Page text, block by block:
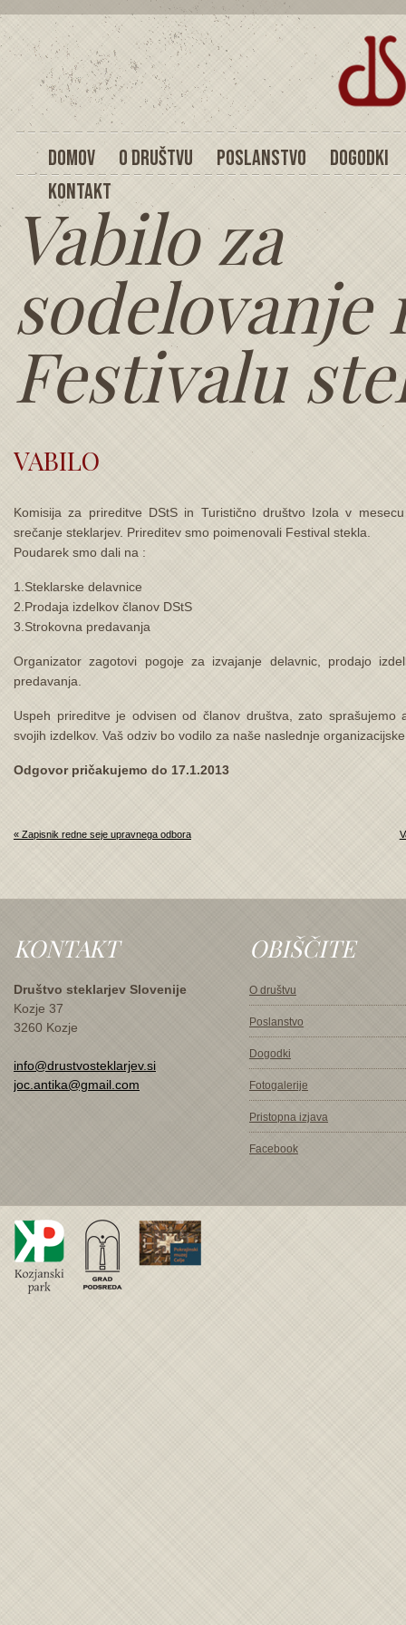
DOMOV O DRUŠTVU POSLANSTVO
DOGODKI
KONTAKT
Vabilo za
sodelovanje
Festivalu
VABILO
Komisija za prireditve DStS in Turistično društvo Izola v
srečanje steklarjev. Prireditev smo poimenovali Festival stekla.
Poudarek smo dali na :
1.Steklarske delavnice
2.Prodaja izdelkov članov DStS
3.Strokovna predavanja
Organizator zagotovi pogoje za izvajanje delavnic, prodajo
predavanja.
Uspeh prireditve je odvisen od članov društva, zato sprašujemo
svojih izdelkov. Vaš odziv bo vodilo za naše naslednje
Odgovor pričakujemo do 17.1.2013
« Zapisnik redne seje upravnega odbora
KONTAKT
Društvo steklarjev Slovenije
Kozje 37
3260 Kozje
info@drustvosteklarjev.si
joc.antika@gmail.com
OBIŠČITE
O društvu
Poslanstvo
Dogodki
Fotogalerije
Pristopna izjava
Facebook